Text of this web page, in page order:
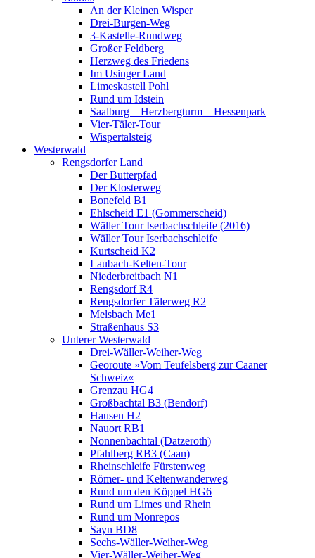
An der Kleinen Wisper
Drei-Burgen-Weg
3-Kastelle-Rundweg
Großer Feldberg
Herzweg des Friedens
Im Usinger Land
Limeskastell Pohl
Rund um Idstein
Saalburg – Herzbergturm – Hessenpark
Vier-Täler-Tour
Wispertalsteig
Westerwald
Rengsdorfer Land
Der Butterpfad
Der Klosterweg
Bonefeld B1
Ehlscheid E1 (Gommerscheid)
Wäller Tour Iserbachschleife (2016)
Wäller Tour Iserbachschleife
Kurtscheid K2
Laubach-Kelten-Tour
Niederbreitbach N1
Rengsdorf R4
Rengsdorfer Tälerweg R2
Melsbach Me1
Straßenhaus S3
Unterer Westerwald
Drei-Wäller-Weiher-Weg
Georoute »Vom Teufelsberg zur Caaner
Schweiz«
Grenzau HG4
Großbachtal B3 (Bendorf)
Hausen H2
Nauort RB1
Nonnenbachtal (Datzeroth)
Pfahlberg RB3 (Caan)
Rheinschleife Fürstenweg
Römer- und Keltenwanderweg
Rund um den Köppel HG6
Rund um Limes und Rhein
Rund um Monrepos
Sayn BD8
Sechs-Wäller-Weiher-Weg
Vier-Wäller-Weiher-Weg